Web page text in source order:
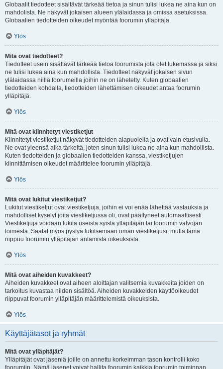
Globaalit tiedotteet sisältävät tärkeää tietoa ja sinun tulisi lukea ne aina kun on
mahdolista. Ne näkyvät jokaisen alueen ylälaidassa ja omissa asetuksissa.
Globaalien tiedotteiden oikeudet myöntää foorumin ylläpitäjä.
Ylös
Mitä ovat tiedotteet?
Tiedotteet usein sisältävät tärkeää tietoa foorumista jota olet lukemassa ja siksi
ne tulisi lukea aina kun mahdollista. Tiedotteet näkyvät jokaisen sivun
ylälaidassa niillä foorumeilla joihin ne on lähetetty. Kuten globaalien
tiedotteiden kohdalla, tiedotteiden lähettämisen oikeudet antaa foorumin
ylläpitäjä.
Ylös
Mitä ovat kiinnitetyt viestiketjut
Kiinnitetyt viestiketjut näkyvät tiedotteiden alapuolella ja ovat vain etusivulla.
Ne ovat yleensä aika tärkeitä, joten sinun tulisi lukea ne aina kun mahdollista.
Kuten tiedotteiden ja globaalien tiedotteiden kanssa, viestiketjujen
kiinnittämisen oikeudet määrittelee foorumin ylläpitäjä.
Ylös
Mitä ovat lukitut viestiketjut?
Lukitut viestiketjut ovat viestiketjuja, joihin ei voi enää lähettää vastauksia ja
mahdolliset kyselyt joita viestiketjussa oli, ovat päättyneet automaattisesti.
Viestiketjuja voidaan lukita useista syistä ylläpitäjän tai foorumin valvojan
toimesta. Saatat myös pystyä lukitsemaan oman viestiketjusi, mutta tämä
riippuu foorumin ylläpitäjän antamista oikeuksista.
Ylös
Mitä ovat aiheiden kuvakkeet?
Aiheiden kuvakkeet ovat aiheen aloittajan valitsemia kuvakkeita joiden on
tarkoitus kuvastaa niiden sisältöä. Aiheiden kuvakkeiden käyttöoikeudet
riippuvat foorumin ylläpitäjän määrittelemistä oikeuksista.
Ylös
Käyttäjätasot ja ryhmät
Mitä ovat ylläpitäjät?
Ylläpitäjät ovat jäseniä joille on annettu korkeimman tason kontrolli koko
foorumiin. Nämä jäsenet voivat hallita foorumin kaikkia foorumin toiminnan